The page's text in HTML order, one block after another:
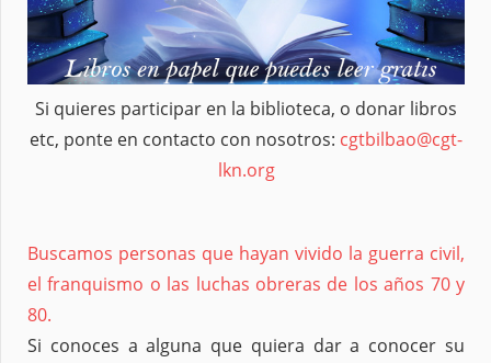
Si quieres participar en la biblioteca, o donar libros
etc, ponte en contacto con nosotros: cgtbilbao@cgt-
lkn.org
Buscamos personas que hayan vivido la guerra civil,
el franquismo o las luchas obreras de los años 70 y
80.
Si conoces a alguna que quiera dar a conocer su